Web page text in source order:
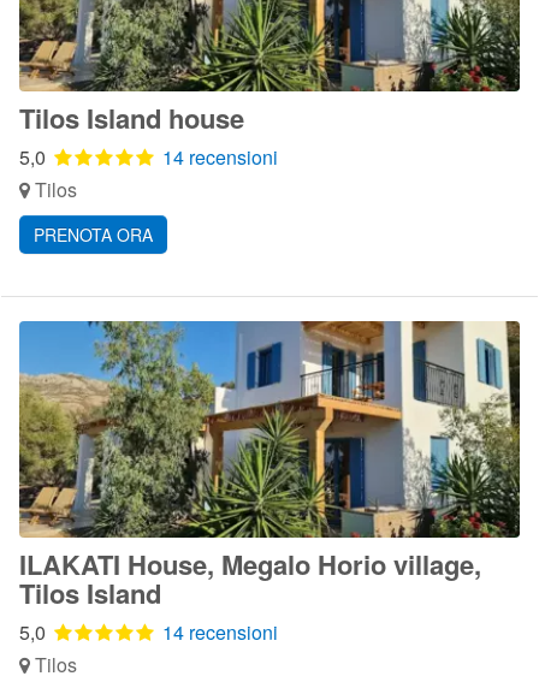
Tilos Island house
5,0
14 recensioni
Tilos
PRENOTA ORA
ILAKATI House, Megalo Horio village,
Tilos Island
5,0
14 recensioni
Tilos